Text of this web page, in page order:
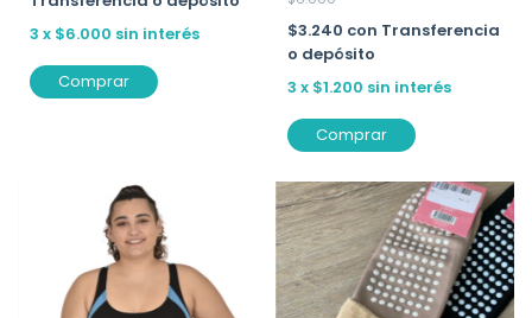
3 x $6.000 sin interés
Comprar
$3.240 con Transferencia
o depósito
3 x $1.200 sin interés
Comprar